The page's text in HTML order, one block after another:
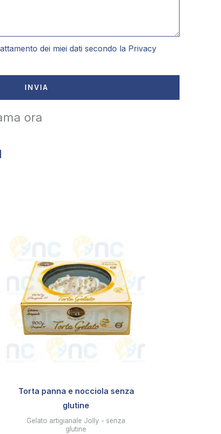
dei miei dati secondo la Privacy
INVIA
ora
Torta panna e nocciola senza
glutine
Gelato artigianale Jolly - senza
glutine